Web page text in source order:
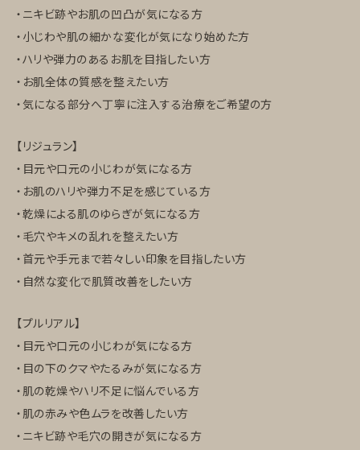
・ニキビ跡やお肌の凹凸が気になる方
・小じわや肌の細かな変化が気になり始めた方
・ハリや弾力のあるお肌を目指したい方
・お肌全体の質感を整えたい方
・気になる部分へ丁寧に注入する治療をご希望の方
【リジュラン】
・目元や口元の小じわが気になる方
・お肌のハリや弾力不足を感じている方
・乾燥による肌のゆらぎが気になる方
・毛穴やキメの乱れを整えたい方
・首元や手元まで若々しい印象を目指したい方
・自然な変化で肌質改善をしたい方
【プルリアル】
・目元や口元の小じわが気になる方
・目の下のクマやたるみが気になる方
・肌の乾燥やハリ不足に悩んでいる方
・肌の赤みや色ムラを改善したい方
・ニキビ跡や毛穴の開きが気になる方